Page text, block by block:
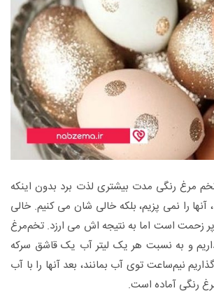
تخم‌ مرغ رنگی مدت بیشتری لذت برد بدون اینکه
آنها را نمی پزیم، بلکه خالی شان می کنیم. خالی
زحمت است اما به نتیجه اش می ارزد. تخم‌مرغ
و به نسبت هر یک لیتر آب یک قاشق سرکه
نیم‌ساعت توی آب بمانند، بعد آنها را با آب
رنگی آماده است.